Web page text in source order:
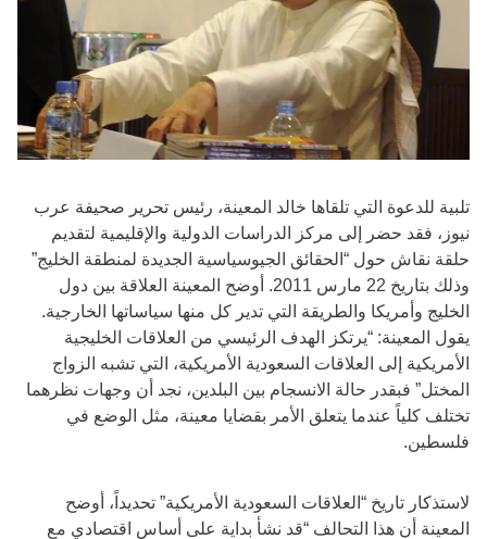
تلبية للدعوة التي تلقاها خالد المعينة، رئيس تحرير صحيفة عرب
نيوز، فقد حضر إلى مركز الدراسات الدولية والإقليمية لتقديم
حلقة نقاش حول “الحقائق الجيوسياسية الجديدة لمنطقة الخليج”
وذلك بتاريخ 22 مارس 2011. أوضح المعينة العلاقة بين دول
الخليج وأمريكا والطريقة التي تدير كل منها سياساتها الخارجية.
يقول المعينة: “يرتكز الهدف الرئيسي من العلاقات الخليجية
الأمريكية إلى العلاقات السعودية الأمريكية، التي تشبه الزواج
المختل” فبقدر حالة الانسجام بين البلدين، نجد أن وجهات نظرهما
تختلف كلياً عندما يتعلق الأمر بقضايا معينة، مثل الوضع في
فلسطين.
لاستذكار تاريخ “العلاقات السعودية الأمريكية” تحديداً، أوضح
المعينة أن هذا التحالف “قد نشأ بداية على أساس اقتصادي مع